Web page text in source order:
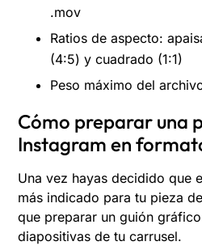
.mov
Ratios de aspecto:
(4:5) y cuadrado (1:1)
Peso máximo del
Cómo preparar una
Instagram en
Una vez hayas decidido que
más indicado para tu pieza
que preparar un guión
diapositivas de tu carrusel.